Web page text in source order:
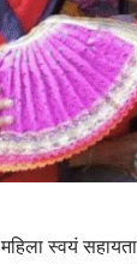
महिला स्वयं